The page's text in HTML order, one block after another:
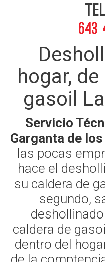
643
hogar,
gasoil
Servicio
Garganta de
las pocas
hace el
su caldera de
segundo,
caldera de
dentro del